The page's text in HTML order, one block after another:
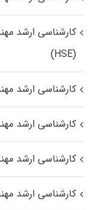
کارشناسی ارشد
(HSE)
کارشناسی ارشد
کارشناسی ارشد
کارشناسی ارشد
کارشناسی ارشد